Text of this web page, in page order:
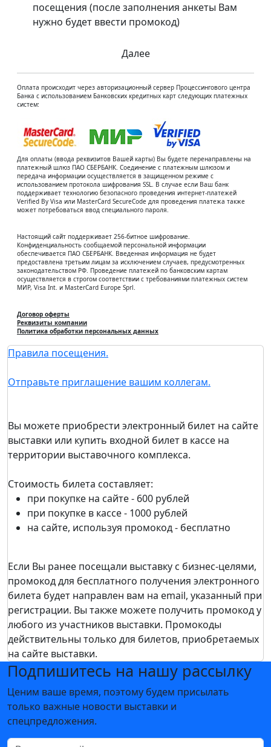
посещения (после заполнения анкеты Вам
нужно будет ввести промокод)
Далее
Оплата происходит через авторизационный сервер Процессингового центра
Банка с использованием Банковских кредитных карт следующих платежных
систем:
Для оплаты (ввода реквизитов Вашей карты) Вы будете перенаправлены на
платежный шлюз ПАО СБЕРБАНК. Соединение с платежным шлюзом и
передача информации осуществляется в защищенном режиме с
использованием протокола шифрования SSL. В случае если Ваш банк
поддерживает технологию безопасного проведения интернет-платежей
Verified By Visa или MasterCard SecureCode для проведения платежа также
может потребоваться ввод специального пароля.
Настоящий сайт поддерживает 256-битное шифрование.
Конфиденциальность сообщаемой персональной информации
обеспечивается ПАО СБЕРБАНК. Введенная информация не будет
предоставлена третьим лицам за исключением случаев, предусмотренных
законодательством РФ. Проведение платежей по банковским картам
осуществляется в строгом соответствии с требованиями платежных систем
МИР, Visa Int. и MasterCard Europe Sprl.
Договор оферты
Реквизиты компании
Политика обработки персональных данных
Правила посещения.
Отправьте приглашение вашим коллегам.
Вы можете приобрести электронный билет на сайте
выставки или купить входной билет в кассе на
территории выставочного комплекса.
Стоимость билета составляет:
при покупке на сайте - 600 рублей
при покупке в кассе - 1000 рублей
на сайте, используя промокод - бесплатно
Если Вы ранее посещали выставку c бизнес-целями,
промокод для бесплатного получения электронного
билета будет направлен вам на email, указанный при
регистрации. Вы также можете получить промокод у
любого из участников выставки. Промокоды
действительны только для билетов, приобретаемых
на сайте выставки.
Подпишитесь на нашу рассылку
Ценим ваше время, поэтому будем присылать
только важные новости выставки и
спецпредложения.